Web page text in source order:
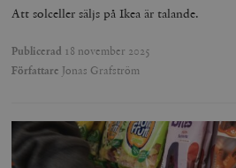
Att solceller säljs på Ikea är talande.
Publicerad 18 november 2025
Författare Jonas Grafström